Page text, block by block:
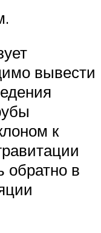
вывести
к
обратно в